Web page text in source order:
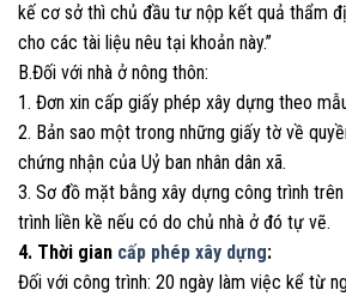
kế cơ sở thì chủ đầu tư nộp kết quả thẩm
cho các tài liệu nêu tại khoản này.”
B.Đối với nhà ở nông thôn:
1. Đơn xin cấp giấy phép xây dựng theo
2. Bản sao một trong những giấy tờ về
chứng nhận của Uỷ ban nhân dân xã.
3. Sơ đồ mặt bằng xây dựng công trình
trình liền kề nếu có do chủ nhà ở đó tự vẽ.
4. Thời gian cấp phép xây dựng:
Đối với công trình: 20 ngày làm việc kể từ